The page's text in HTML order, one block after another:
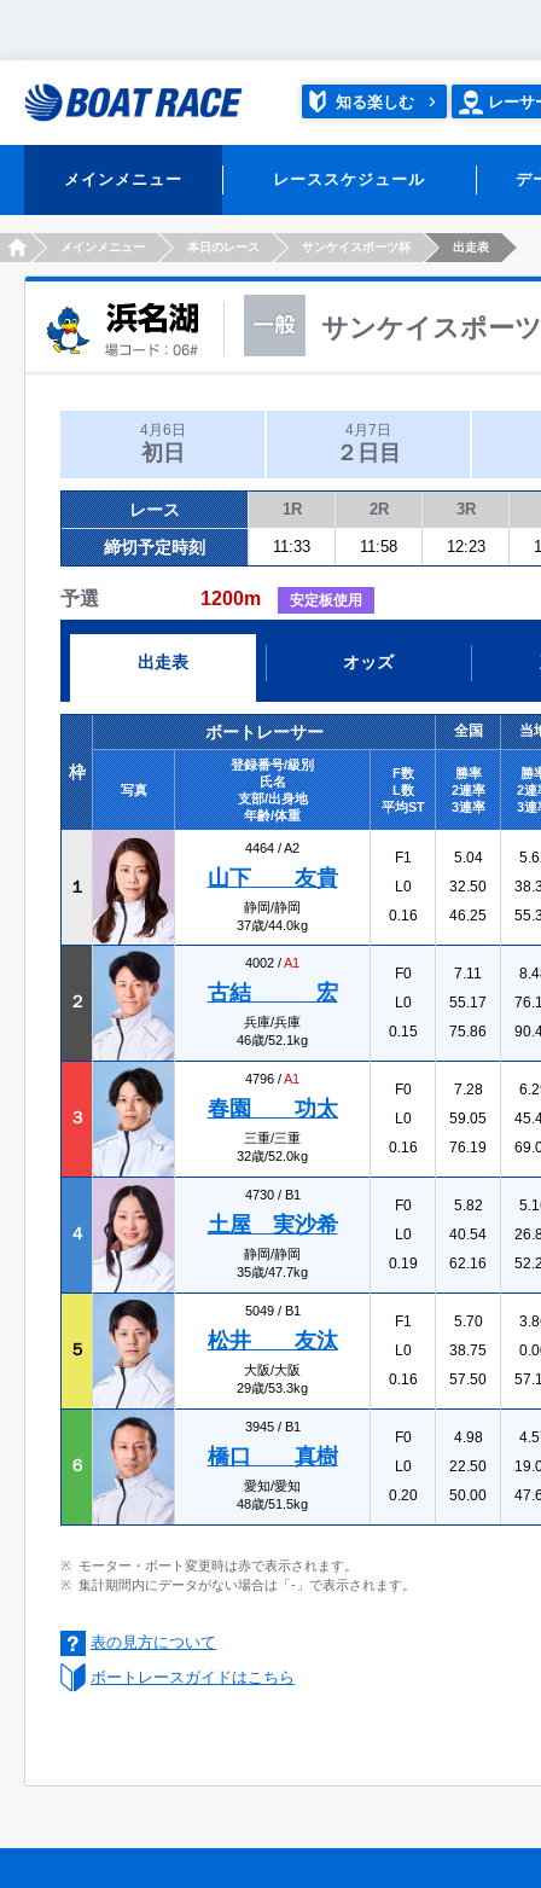
知る楽しむ レーサ
メインメニュー レーススケジュール デ
HOMEメインメニュー 本日のレース サンケイスポーツ杯 出走表
サンケイスポー
4月6日
初日
4月7日
２日目
レース 1R 2R 3R
締切予定時刻 11:33 11:58 12:23
予選 1200m 安定板使用
出走表 オッズ
枠
ボートレーサー 全国 当
写真
登録番号/級別
氏名
支部/出身地
年齢/体重
F数
L数
平均ST
勝率
2連率
3連率
勝
2連
3連
１
4464 /A2
山下 友貴
静岡/静岡
37歳/44.0kg
F1
L0
0.16
5.04
32.50
46.25
２
4002 /A1
古結 宏
兵庫/兵庫
46歳/52.1kg
F0
L0
0.15
7.11
55.17
75.86
３
4796 /A1
春園 功太
三重/三重
32歳/52.0kg
F0
L0
0.16
7.28
59.05
76.19
４
4730 / B1
土屋 実沙希
静岡/静岡
35歳/47.7kg
F0
L0
0.19
5.82
40.54
62.16
５
5049 / B1
松井 友汰
大阪/大阪
29歳/53.3kg
F1
L0
0.16
5.70
38.75
57.50
６
3945 / B1
橋口 真樹
愛知/愛知
48歳/51.5kg
F0
L0
0.20
4.98
22.50
50.00
モーター・ボート変更時は赤で表示されます。
集計期間内にデータがない場合は「-」で表示されます。
表の見方について
ボートレースガイドはこちら